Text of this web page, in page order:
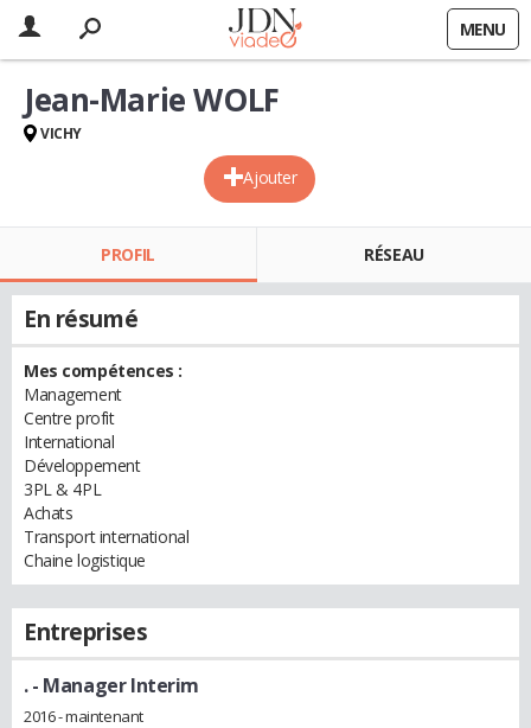
MENU
Ajouter
Jean-Marie WOLF
VICHY
PROFIL RÉSEAU
En résumé
Mes compétences :
Management
Centre profit
International
Développement
3PL & 4PL
Achats
Transport international
Chaine logistique
Entreprises
.- Manager Interim
2016 - maintenant